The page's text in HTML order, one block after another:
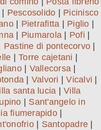
Pescosolido
Picinisco
| Pietrafitta Piglio
Piumarola Pofi
Pastine di pontecorvo
Torre cajetani
| Vallecorsa
Valvori |Vicalvi
santa lucia
Villa
Sant'angelo in
fiumerapido|
| Santopadre